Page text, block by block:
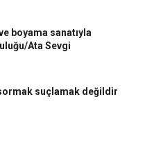
boyama sanatıyla
Ata Sevgi
suçlamak değildir